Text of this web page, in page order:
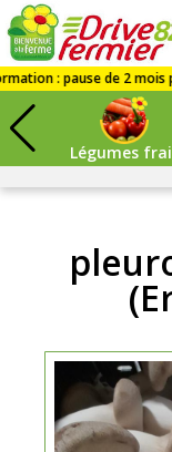
Légumes